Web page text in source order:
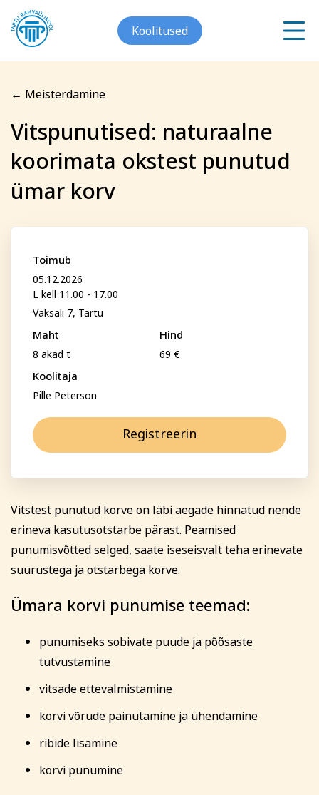
Koolitused
Arvuti ja töö
Kodu ja köök Aiandus ja lilleseade
Meist
Galerii
Grupitellimused
RUS
Facebook
← Meisterdamine
Vitspunutised: naturaalne
koorimata okstest punutud
ümar korv
Toimub
05.12.2026
L kell 11.00 - 17.00
Vaksali 7, Tartu
Maht
8 akad t
Hind
69 €
Koolitaja
Pille Peterson
Registreerin
Vitstest punutud korve on läbi aegade hinnatud nende
erineva kasutusotstarbe pärast. Peamised
punumisvõtted selged, saate iseseisvalt teha erinevate
suurustega ja otstarbega korve.
Ümara korvi punumise teemad:
punumiseks sobivate puude ja põõsaste
tutvustamine
vitsade ettevalmistamine
korvi võrude painutamine ja ühendamine
ribide lisamine
korvi punumine
Registreerin koolitusele
Vitspunutised: naturaalne
koorimata okstest
Eesnimi
Perenimi
Telefon
E-posti aadress
Isikukood
Sisesta osaleja isikukood, et vältida segadust
nimekaimudega.
Tasumine
Tasub muu asutus
(Nt ettevõte, omavalitsus vm)
Tutvu õppetöö korraldusega!